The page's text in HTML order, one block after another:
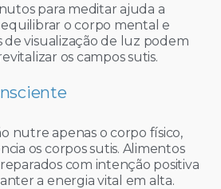
para meditar ajuda a
o corpo mental e
de visualização de luz podem
os campos sutis.
nutre apenas o corpo físico,
os corpos sutis. Alimentos
com intenção positiva
a energia vital em alta.